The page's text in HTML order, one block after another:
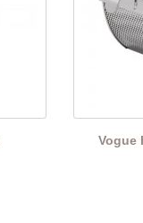
Vogue